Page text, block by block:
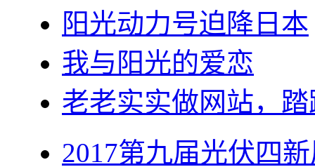
阳光动力号迫降日本
我与阳光的爱恋
老老实实做网站，
2017第九届光伏四